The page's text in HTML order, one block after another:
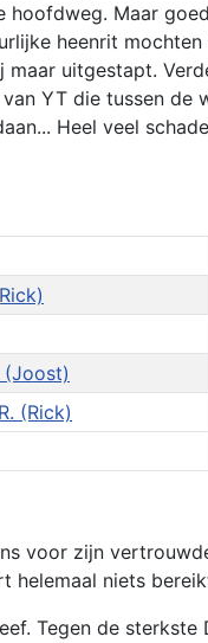
hoofdweg. Maar
heenrit
uitgestapt.
YT die tussen
Heel veel
(Joost)
(Rick)
voor zijn
niets
Tegen de